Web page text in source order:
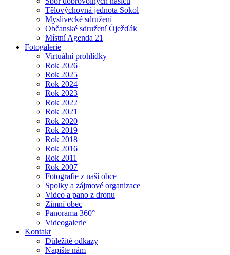
Tělovýchovná jednota Sokol
Myslivecké sdružení
Občanské sdružení Óježďák
Místní Agenda 21
Fotogalerie
Virtuální prohlídky
Rok 2026
Rok 2025
Rok 2024
Rok 2023
Rok 2022
Rok 2021
Rok 2020
Rok 2019
Rok 2018
Rok 2016
Rok 2011
Rok 2007
Fotografie z naší obce
Spolky a zájmové organizace
Video a pano z dronu
Zimní obec
Panorama 360°
Videogalerie
Kontakt
Důležité odkazy
Napište nám